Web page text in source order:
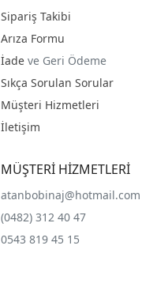
Sipariş Takibi
Arıza Formu
İade ve Geri Ödeme
Sıkça Sorulan Sorular
Müşteri Hizmetleri
İletişim
MÜŞTERİ HİZMETLERİ
atanbobinaj@hotmail.com
(0482) 312 40 47
0543 819 45 15